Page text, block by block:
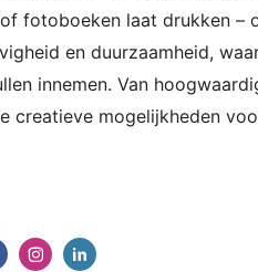
fotoboeken laat drukken –
en duurzaamheid,
innemen. Van
creatieve mogelijkheden